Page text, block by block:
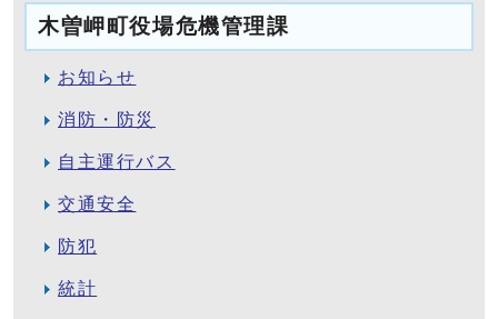
木曽岬町役場危機管理課
お知らせ
消防・防災
自主運行バス
交通安全
防犯
統計